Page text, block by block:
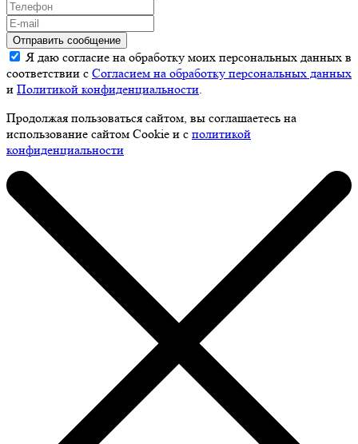
Отправить сообщение
Я даю согласие на обработку моих персональных данных в
соответствии с Согласием на обработку персональных данных
и Политикой конфиденциальности.
Продолжая пользоваться сайтом, вы соглашаетесь на
использование сайтом Cookie и с политикой
конфиденциальности